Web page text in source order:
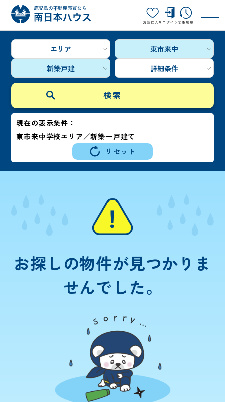
お気に入り ログイン閲覧履歴
エリア
東市来中
新築戸建
詳細条件
現在の表示条件：
東市来中学校エリア／新築一戸建て
リセット
お探しの物件が見つかりま
せんでした。